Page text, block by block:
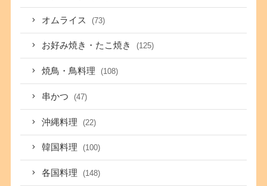
オムライス (73)
お好み焼き・たこ焼き (125)
焼鳥・鳥料理 (108)
串かつ (47)
沖縄料理 (22)
韓国料理 (100)
各国料理 (148)